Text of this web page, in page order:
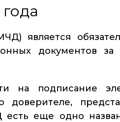
является
документов за
на подписание
еще одно